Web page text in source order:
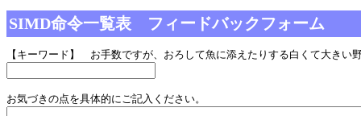
SIMD命令一覧表 フィードバックフォーム
【キーワード】 お手数ですが、おろして魚に添えたりする白くて大きい
お気づきの点を具体的にご記入ください。